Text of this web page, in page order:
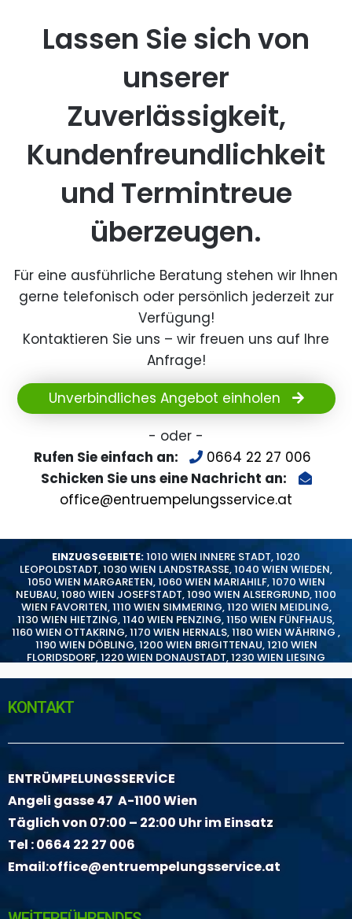
Lassen Sie sich von
unserer
Zuverlässigkeit,
Kundenfreundlichkeit
und Termintreue
überzeugen.
Für eine ausführliche Beratung stehen wir Ihnen
gerne telefonisch oder persönlich jederzeit zur
Verfügung!
Kontaktieren Sie uns – wir freuen uns auf Ihre
Anfrage!
Unverbindliches Angebot einholen
- oder -
Rufen Sie einfach an:
0664 22 27 006
Schicken Sie uns eine Nachricht an:
office@entruempelungsservice.at
EINZUGSGEBIETE:1010 WIEN INNERE STADT,1020
LEOPOLDSTADT,1030 WIEN LANDSTRASSE,1040 WIEN WIEDEN,
1050 WIEN MARGARETEN,1060 WIEN MARIAHILF,1070 WIEN
NEUBAU,1080 WIEN JOSEFSTADT,1090 WIEN ALSERGRUND,1100
WIEN FAVORITEN,1110 WIEN SIMMERING,1120 WIEN MEIDLING,
1130 WIEN HIETZING,1140 WIEN PENZING,1150 WIEN FÜNFHAUS,
1160 WIEN OTTAKRING,1170 WIEN HERNALS,1180 WIEN WÄHRING ,
1190 WIEN DÖBLING,1200 WIEN BRIGITTENAU,1210 WIEN
FLORIDSDORF,1220 WIEN DONAUSTADT,1230 WIEN LIESING
KONTAKT
ENTRÜMPELUNGSSERVİCE
Angeli gasse 47 A-1100 Wien
Täglich von 07:00 – 22:00 Uhr im Einsatz
Tel :0664 22 27 006
Email:office@entruempelungsservice.at